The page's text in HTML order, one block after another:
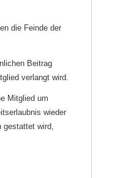
die Feinde der
Beitrag
verlangt wird.
Mitglied um
wieder
gestattet wird,